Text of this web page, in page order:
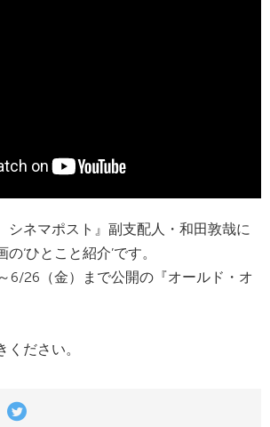
シネマポスト』副支配人・和田敦哉に
‘ひとこと紹介’です。
6/26（金）まで公開の『オールド・オ
ださい。